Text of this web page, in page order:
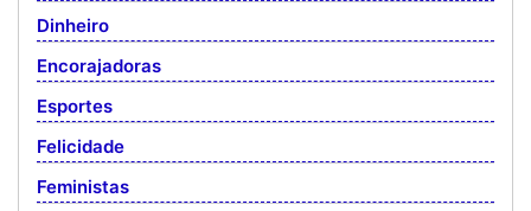
Dinheiro
Encorajadoras
Esportes
Felicidade
Feministas